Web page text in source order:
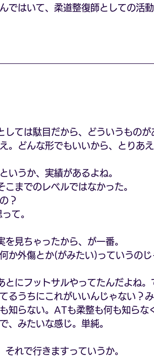
ではいて、柔道整復師としての活
ては駄目だから、どういうものが
。どんな形でもいいから、とりあ
いうか、実績があるよね。
までのレベルではなかった。
？
て。
見ちゃったから、が一番。
か外傷とか(がみたい)っていうのじ
にフットサルやってたんだよね。
るうちにこれがいいんじゃない？
知らない。ATも柔整も何も知らな
、みたいな感じ。単純。
れで行きますっていうか。